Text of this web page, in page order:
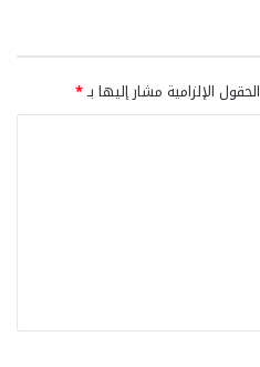
الحقول الإلزامية مشار إليها بـ*